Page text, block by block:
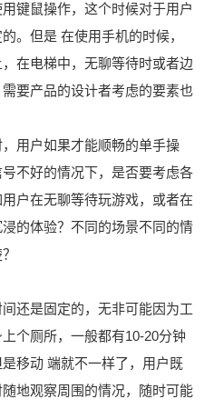
键鼠操作，这个时候对于用户
。但是 在使用手机的时候，
在电梯中，无聊等待时或者边
要产品的设计者考虑的要素也
用户如果才能顺畅的单手操
不好的情况下，是否要考虑各
户在无聊等待玩游戏，或者在
的体验？不同的场景不同的情
还是固定的，无非可能因为工
个厕所，一般都有10-20分钟
移动 端就不一样了，用户既
地观察周围的情况，随时可能